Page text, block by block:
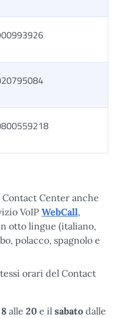
Center anche
VoIP WebCall,
otto lingue (italiano,
polacco, spagnolo e
orari del Contact
8 alle 20 e il sabato dalle